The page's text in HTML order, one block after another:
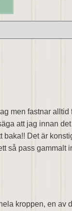
men fastnar
att jag innan
baka!! Det är
så pass gammalt
kroppen, en av